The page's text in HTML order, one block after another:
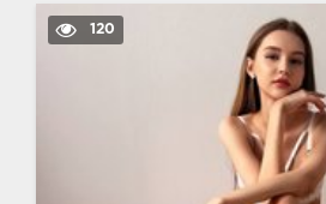
120